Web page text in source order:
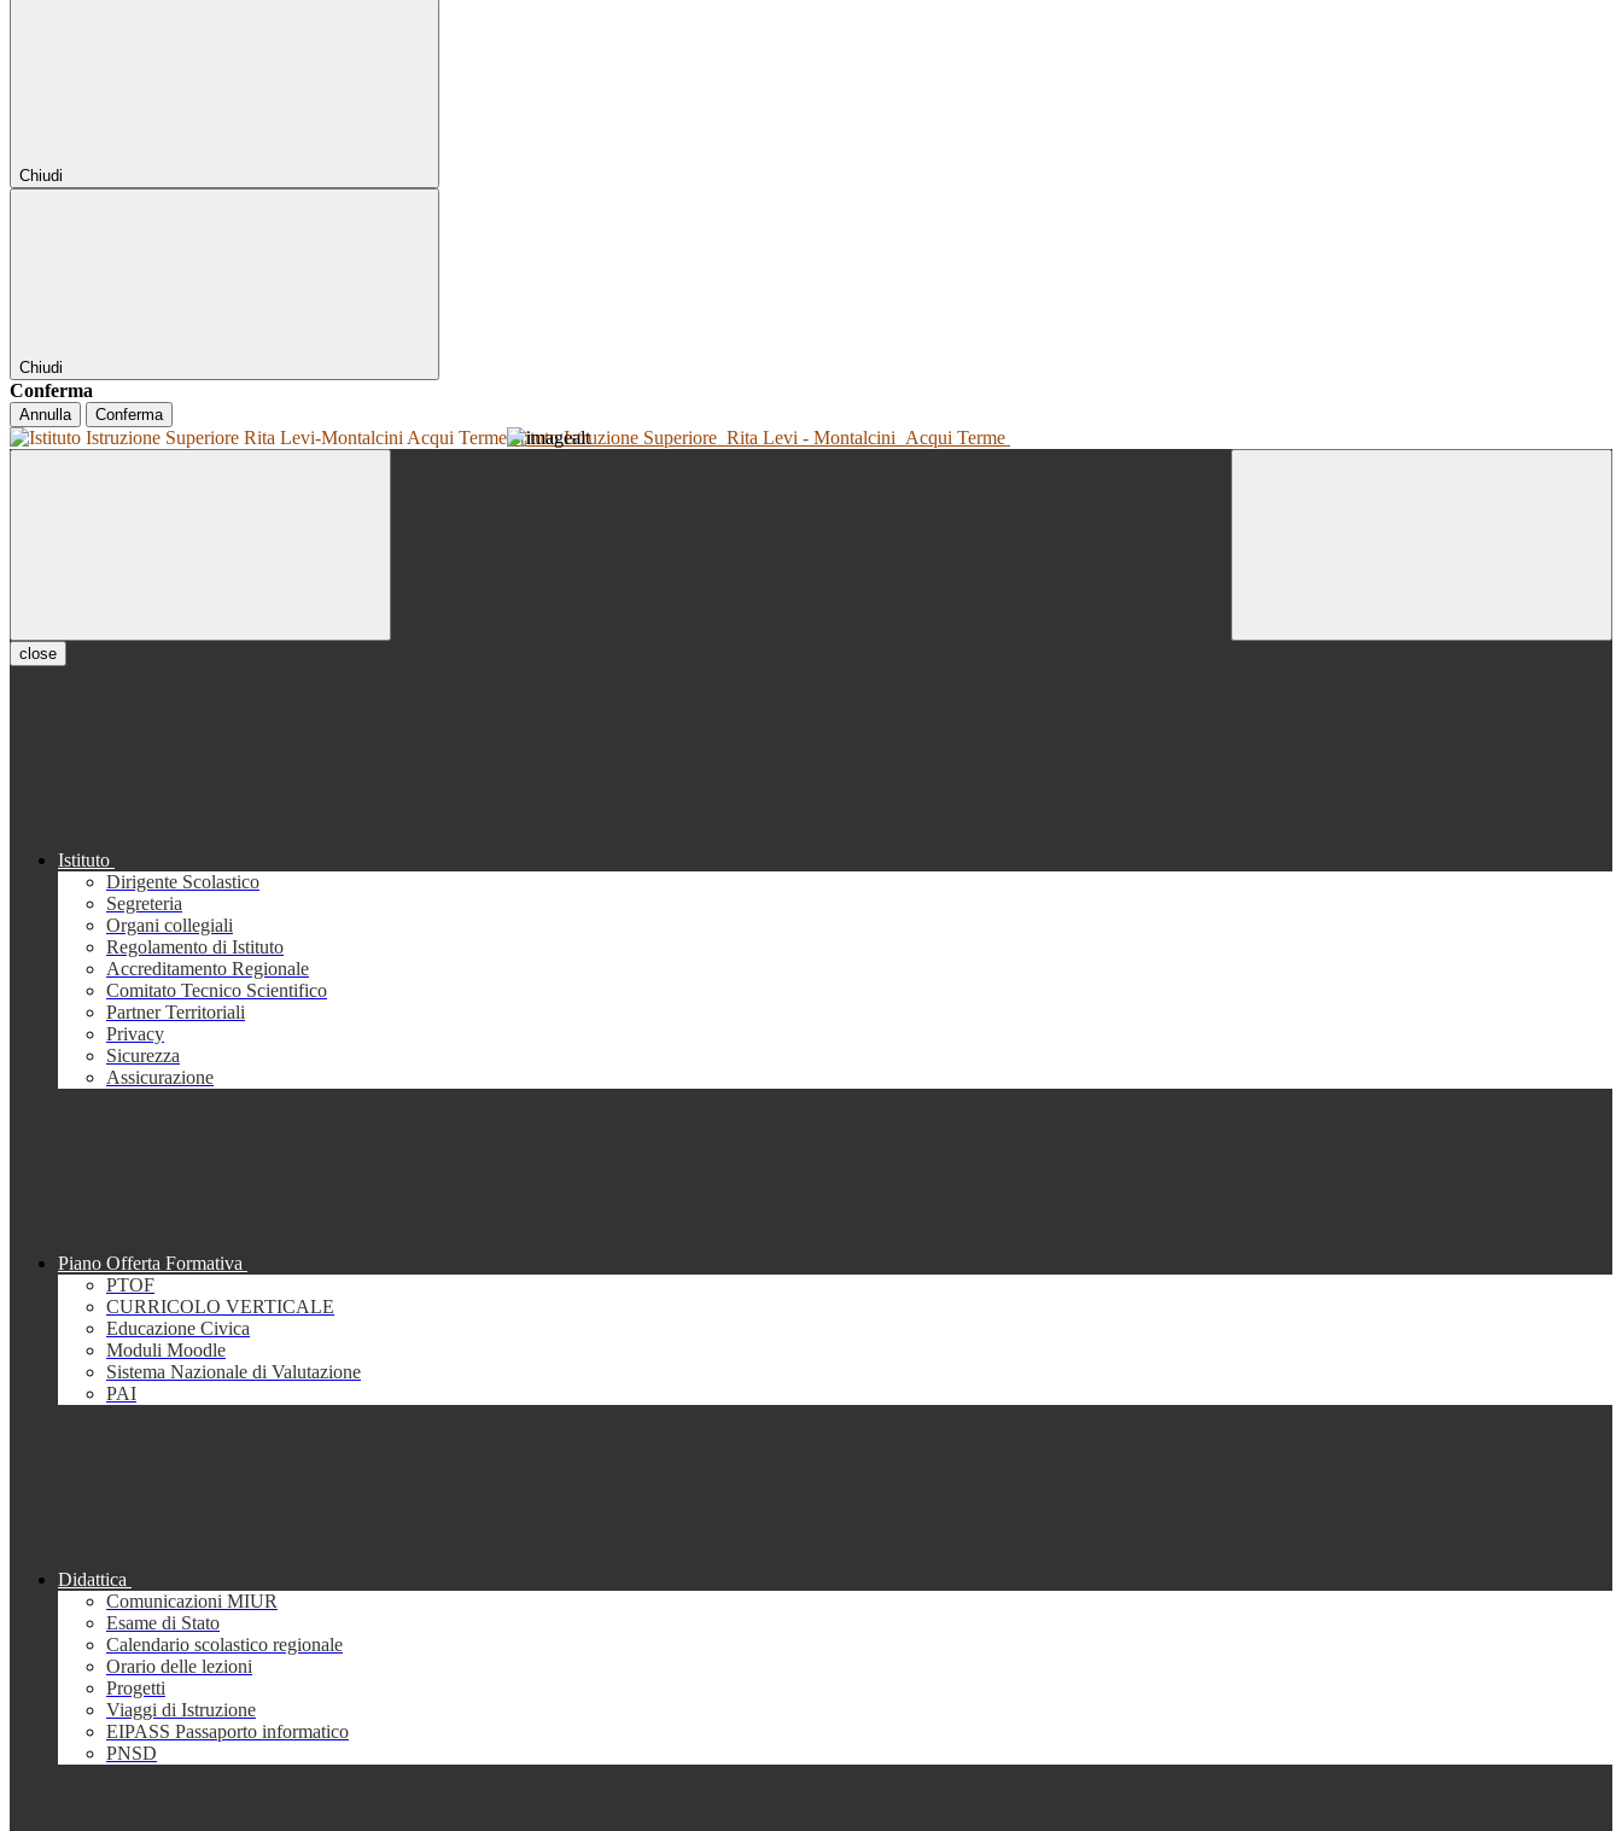
Chiudi
Chiudi
Conferma
Annulla Conferma
Istituto Istruzione Superiore Rita Levi - Montalcini Acqui Terme
close
Istituto
Dirigente Scolastico
Segreteria
Organi collegiali
Regolamento di Istituto
Accreditamento Regionale
Comitato Tecnico Scientifico
Partner Territoriali
Privacy
Sicurezza
Assicurazione
Piano Offerta Formativa
PTOF
CURRICOLO VERTICALE
Educazione Civica
Moduli Moodle
Sistema Nazionale di Valutazione
PAI
Didattica
Comunicazioni MIUR
Esame di Stato
Calendario scolastico regionale
Orario delle lezioni
Progetti
Viaggi di Istruzione
EIPASS Passaporto informatico
PNSD